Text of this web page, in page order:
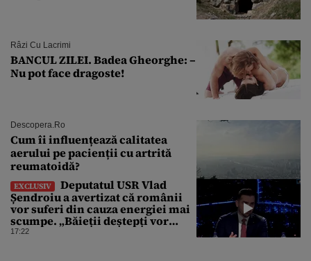
Râzi Cu Lacrimi
BANCUL ZILEI. Badea Gheorghe: –
Nu pot face dragoste!
Descopera.ro
Cum îi influențează calitatea
aerului pe pacienții cu artrită
reumatoidă?
EXCLUSIV
Deputatul USR Vlad
Șendroiu a avertizat că românii
vor suferi din cauza energiei mai
scumpe. „Băieții deștepți vor
specula și după vor crește
17:22